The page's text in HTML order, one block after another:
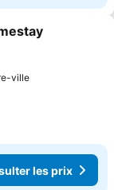
favoris
ville
les prix